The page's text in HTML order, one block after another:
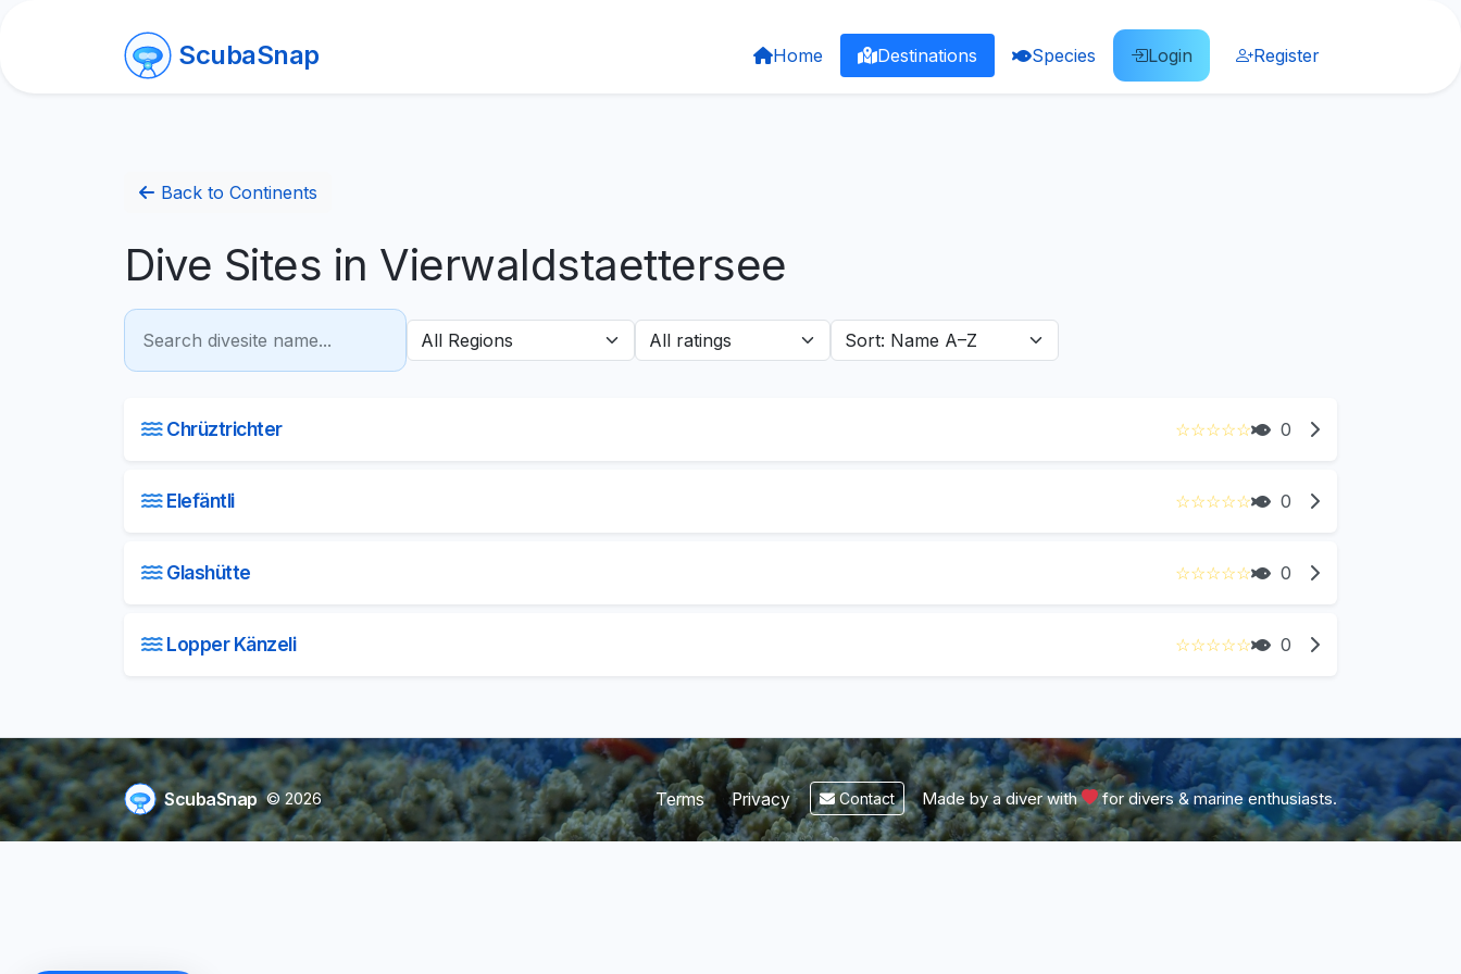
ScubaSnap Home Destinations Species Login Register
Back to Continents
Dive Sites in Vierwaldstaettersee
Chrüztrichter ☆☆☆☆☆ 0
Elefäntli ☆☆☆☆☆ 0
Glashütte ☆☆☆☆☆ 0
Lopper Känzeli ☆☆☆☆☆ 0
ScubaSnap © 2026 Terms Privacy Contact Made by a diver with for divers & marine enthusiasts.